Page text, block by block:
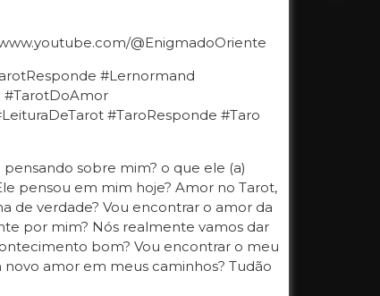
www.youtube.com/@EnigmadoOriente
#Lernormand
#TarotDoAmor
#TaroResponde #Taro
sobre mim? o que ele (a)
pensou em mim hoje? Amor no Tarot,
de verdade? Vou encontrar o amor da
por mim? Nós realmente vamos dar
bom? Vou encontrar o meu
amor em meus caminhos? Tudão